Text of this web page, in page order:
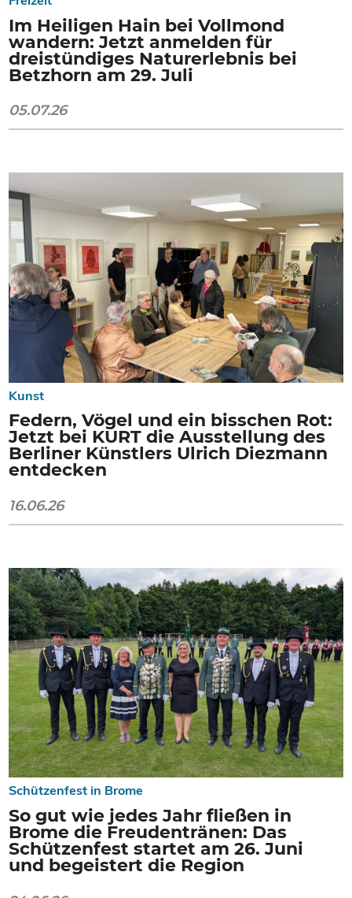
Im Heiligen Hain bei Vollmond
wandern: Jetzt anmelden für
dreistündiges Naturerlebnis bei
Betzhorn am 29. Juli
05.07.26
Kunst
Federn, Vögel und ein bisschen Rot:
Jetzt bei KURT die Ausstellung des
Berliner Künstlers Ulrich Diezmann
entdecken
16.06.26
Schützenfest in Brome
So gut wie jedes Jahr fließen in
Brome die Freudentränen: Das
Schützenfest startet am 26. Juni
und begeistert die Region